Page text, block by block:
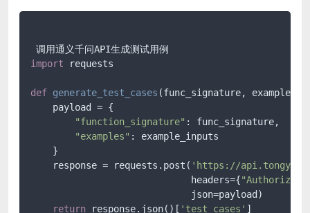
import requests
def generate_test_cases (func_signature,
    payload = {
"function_signature" : func_signature,
"examples" : example_inputs
    }
    response = requests.post(
'https://
                             headers={
                             json=payload)
return response.json()[ 'test_cases'